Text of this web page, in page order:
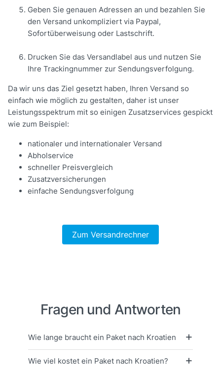
Geben Sie genauen Adressen an und bezahlen Sie
den Versand unkompliziert via Paypal,
Sofortüberweisung oder Lastschrift.
Drucken Sie das Versandlabel aus und nutzen Sie
Ihre Trackingnummer zur Sendungsverfolgung.
Da wir uns das Ziel gesetzt haben, Ihren Versand so
einfach wie möglich zu gestalten, daher ist unser
Leistungsspektrum mit so einigen Zusatzservices gespickt
wie zum Beispiel:
nationaler und internationaler Versand
Abholservice
schneller Preisvergleich
Zusatzversicherungen
einfache Sendungsverfolgung
Zum Versandrechner
Fragen und Antworten
Wie lange braucht ein Paket nach Kroatien
Wie viel kostet ein Paket nach Kroatien?